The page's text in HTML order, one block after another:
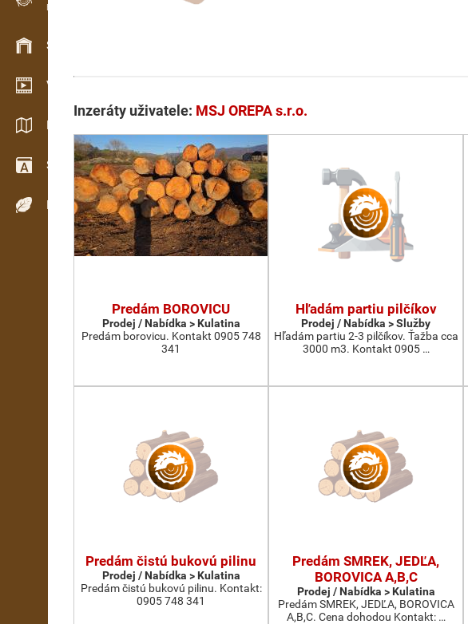
Evidence dřeva v terénu
Skladové hospodářství
Video showroom
Katalogy / Brožury
Slovník
Dřeviny
Inzeráty uživatele: MSJ OREPA s.r.o.
Predám BOROVICU
Prodej / Nabídka > Kulatina
Predám borovicu. Kontakt 0905 748
341
Hľadám partiu pilčíkov
Prodej / Nabídka > Služby
Hľadám partiu 2-3 pilčíkov. Ťažba cca
3000 m3. Kontakt 0905 …
Predám čistú bukovú pilinu
Prodej / Nabídka > Kulatina
Predám čistú bukovú pilinu. Kontakt:
0905 748 341
Predám SMREK, JEDĽA,
BOROVICA A,B,C
Prodej / Nabídka > Kulatina
Predám SMREK, JEDĽA, BOROVICA
A,B,C. Cena dohodou Kontakt: …